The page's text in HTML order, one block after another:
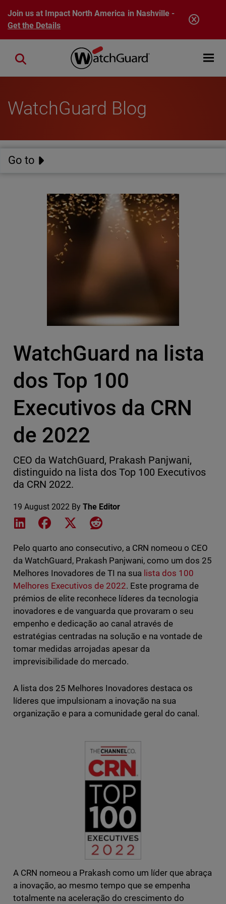
Skip to main content
Join us at Impact North America in Nashville -
Get the Details
Open
Close search
WatchGuard Blog
Go to
WatchGuard na lista
dos Top 100
Executivos da CRN
de 2022
CEO da WatchGuard, Prakash Panjwani,
distinguido na lista dos Top 100 Executivos
da CRN 2022.
19 August 2022 By The Editor
Share on LinkedIn
Share on Facebook
Share on XShare on Reddit
Pelo quarto ano consecutivo, a CRN nomeou o CEO
da WatchGuard, Prakash Panjwani, como um dos 25
Melhores Inovadores de TI na sua lista dos 100
Melhores Executivos de 2022. Este programa de
prémios de elite reconhece líderes da tecnologia
inovadores e de vanguarda que provaram o seu
empenho e dedicação ao canal através de
estratégias centradas na solução e na vontade de
tomar medidas arrojadas apesar da
imprevisibilidade do mercado.
A lista dos 25 Melhores Inovadores destaca os
líderes que impulsionam a inovação na sua
organização e para a comunidade geral do canal.
A CRN nomeou a Prakash como um líder que abraça
a inovação, ao mesmo tempo que se empenha
totalmente na aceleração do crescimento do